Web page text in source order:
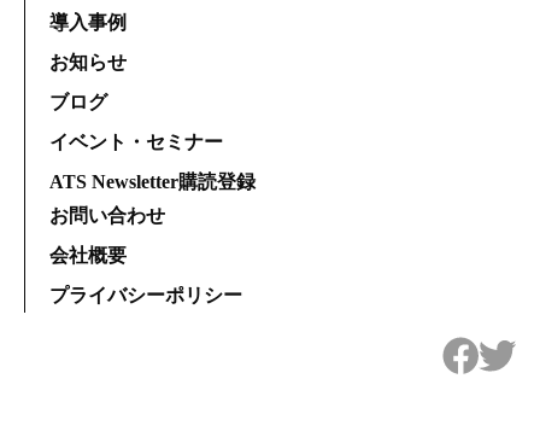
導入事例
お知らせ
ブログ
イベント・セミナー
ATS Newsletter購読登録
お問い合わせ
会社概要
プライバシーポリシー